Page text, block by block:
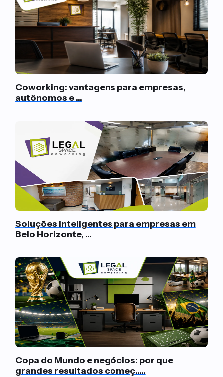
Coworking: vantagens para empresas,
autônomos e ...
Soluções inteligentes para empresas em
Belo Horizonte, ...
Copa do Mundo e negócios: por que
grandes resultados começ.....